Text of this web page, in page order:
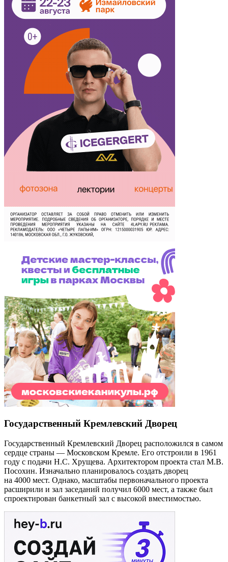
Государственный Кремлевский Дворец
Государственный Кремлевский Дворец расположился в самом
сердце страны — Московском Кремле. Его отстроили в 1961
году с подачи Н.С. Хрущева. Архитектором проекта стал М.В.
Посохин. Изначально планировалось создать дворец
на 4000 мест. Однако, масштабы первоначального проекта
расширили и зал заседаний получил 6000 мест, а также был
спроектирован банкетный зал с высокой вместимостью.